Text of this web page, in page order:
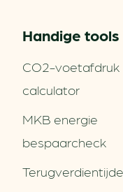
Handige tools
CO2-voetafdruk
calculator
MKB energie
bespaarcheck